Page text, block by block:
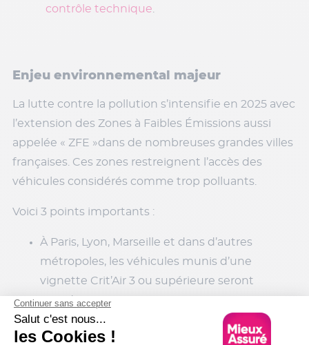
contrôle technique
Enjeu environnemental majeur
La lutte contre la pollution s’intensifie en 2025 avec
l’extension des Zones à Faibles Émissions aussi
appelée « ZFE »dans de nombreuses grandes villes
françaises. Ces zones restreignent l’accès des
véhicules considérés comme trop polluants.
Voici 3 points importants :
À Paris, Lyon, Marseille et dans d’autres
métropoles, les véhicules munis d’une
vignette Crit’Air 3 ou supérieure seront
interdits.
Cette mesure concerne surtout les véhicules
diesel immatriculés avant 2011 et les voitures